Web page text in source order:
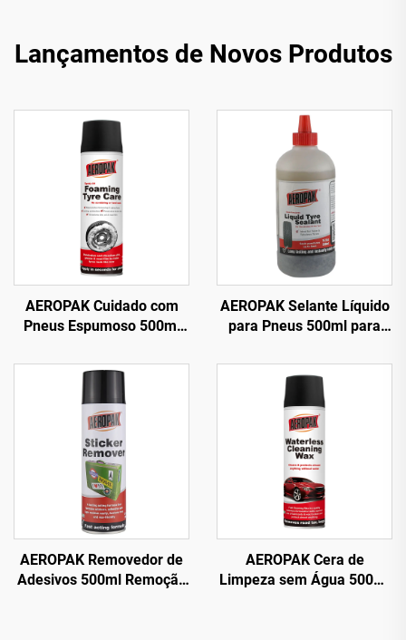
Lançamentos de Novos Produtos
AEROPAK Cuidado com
Pneus Espumoso 500ml
Esfregar ou Trabalho
Pesado
AEROPAK Selante Líquido
para Pneus 500ml para
Ser Usado com
Compressor de Ar
AEROPAK Removedor de
Adesivos 500ml Remoção
AEROPAK Cera de
Limpeza sem Água 500ml